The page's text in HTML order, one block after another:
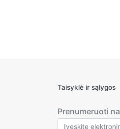
Taisyklė ir sąlygos
Prenumeruoti